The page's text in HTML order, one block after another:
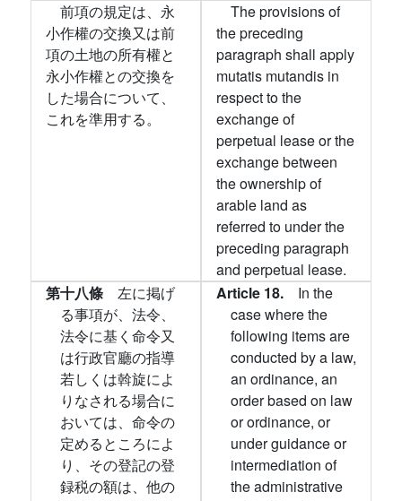
前項の規定は、永
小作權の交換又は前
項の土地の所有權と
永小作權との交換を
した場合について、
これを準用する。
The provisions of
the preceding
paragraph shall apply
mutatis mutandis in
respect to the
exchange of
perpetual lease or the
exchange between
the ownership of
arable land as
referred to under the
preceding paragraph
and perpetual lease.
第十八條 左に掲げ
る事項が、法令、
法令に基く命令又
は行政官廳の指導
若しくは斡旋によ
りなされる場合に
おいては、命令の
定めるところによ
り、その登記の登
録税の額は、他の
Article 18. In the
case where the
following items are
conducted by a law,
an ordinance, an
order based on law
or ordinance, or
under guidance or
intermediation of
the administrative